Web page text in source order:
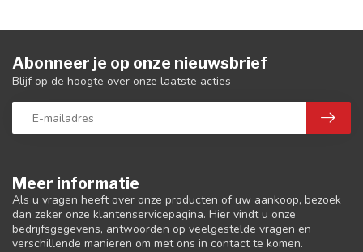
Meer informatie
Als u vragen heeft over onze producten of uw aankoop, bezoek
dan zeker onze klantenservicepagina. Hier vindt u onze
bedrijfsgegevens, antwoorden op veelgestelde vragen en
verschillende manieren om met ons in contact te komen.
Abonneer je op onze nieuwsbrief
Blijf op de hoogte over onze laatste acties